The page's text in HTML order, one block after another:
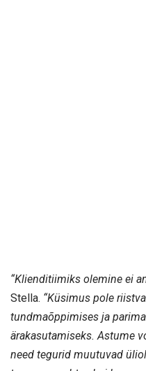
“Klienditiimiks olemine ei
Stella. “Küsimus pole
tundmaõppimises ja
ärakasutamiseks. Astume
need tegurid muutuvad